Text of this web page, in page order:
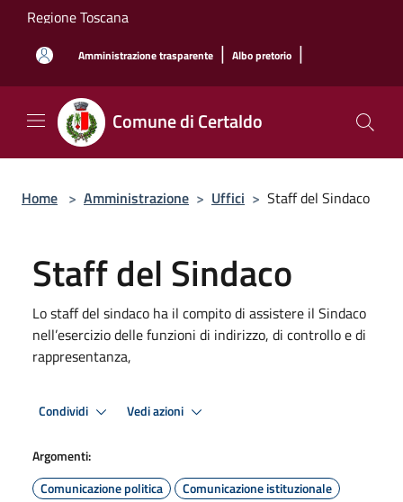
Salta al contenuto principale
Regione Toscana
Amministrazione trasparente | Albo pretorio |
Comune di Certaldo
Home > Amministrazione > Uffici > Staff del Sindaco
Staff del Sindaco
Lo staff del sindaco ha il compito di assistere il Sindaco
nell’esercizio delle funzioni di indirizzo, di controllo e di
rappresentanza,
Condividi Vedi azioni
Argomenti:
Comunicazione politica
Comunicazione istituzionale